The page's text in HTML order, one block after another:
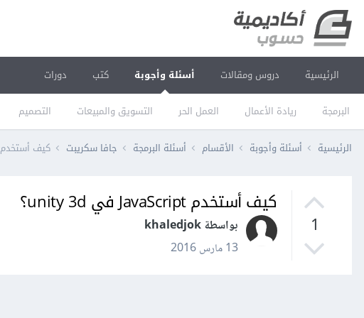
الرئيسية دروس ومقالات أسئلة وأجوبة
البرمجة ريادة الأعمال العمل الحر التسويق والمبيعات التصميم
كتب دورات
الرئيسية أسئلة وأجوبة الأقسام أسئلة البرمجة جافا سكريبت كيف أستخدم JavaScript في unity 3d؟
1
كيف أستخدم JavaScript في unity 3d؟
بواسطة khaledjok
13 مارس 2016